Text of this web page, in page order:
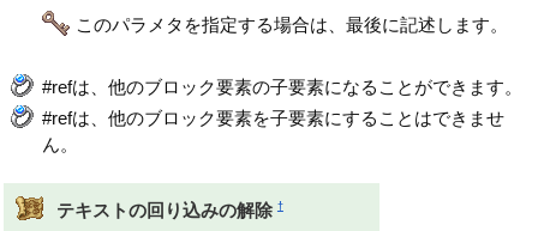
このパラメタを指定する場合は、最後に記述します。
#refは、他のブロック要素の子要素になることができます。
#refは、他のブロック要素を子要素にすることはできませ
ん。
テキストの回り込みの解除 †